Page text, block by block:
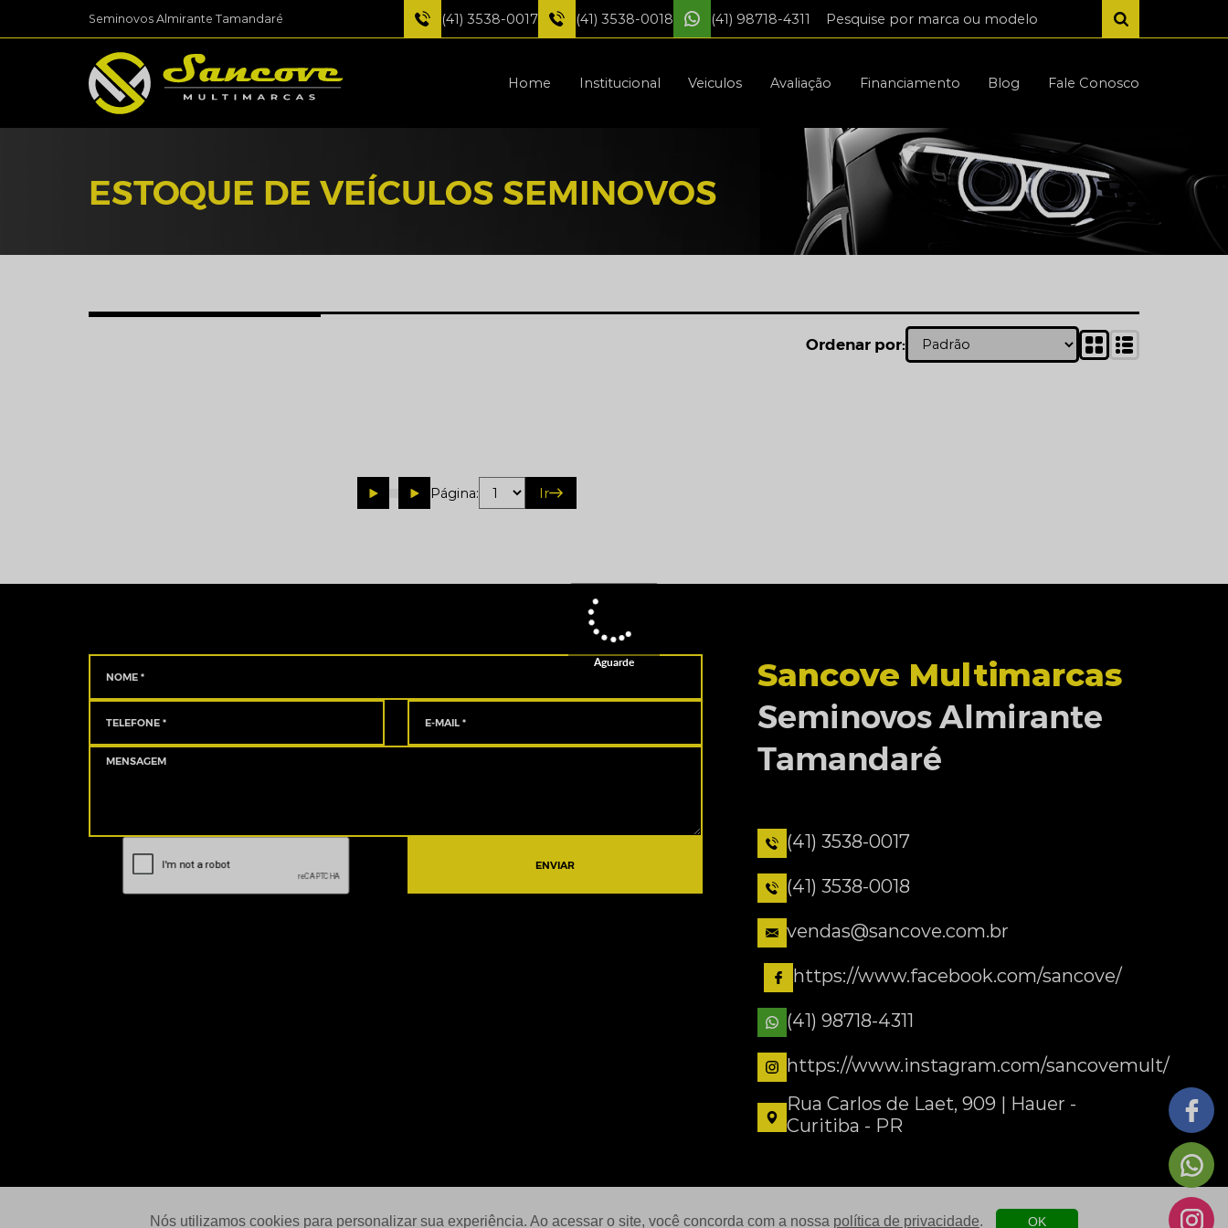
Seminovos Almirante Tamandaré (41) 3538-0017 (41) 3538-0018 (41) 98718-4311
Home Institucional Veiculos Avaliação Financiamento Blog Fale Conosco
ESTOQUE DE VEÍCULOS SEMINOVOS
Ordenar por:
Página: Ir
ENVIAR
Sancove Multimarcas
Seminovos Almirante
Tamandaré
(41) 3538-0017
(41) 3538-0018
vendas@sancove.com.br
https://www.facebook.com/sancove/
(41) 98718-4311
https://www.instagram.com/sancovemult/
Rua Carlos de Laet, 909 | Hauer -
Curitiba - PR
Aguarde
Nós utilizamos cookies para personalizar sua experiência. Ao acessar o site, você concorda com a nossa política de privacidade. OK